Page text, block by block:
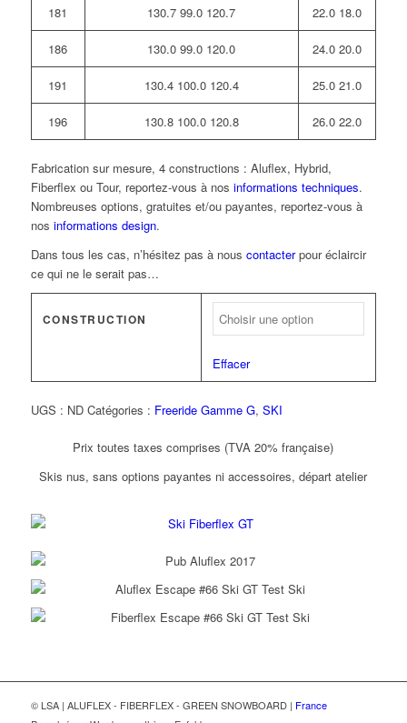
181 130.7 99.0 120.7 22.0 18.0
186 130.0 99.0 120.0 24.0 20.0
191 130.4 100.0 120.4 25.0 21.0
196 130.8 100.0 120.8 26.0 22.0
Fabrication sur mesure, 4 constructions : Aluflex, Hybrid,
Fiberflex ou Tour, reportez-vous à nos informations techniques.
Nombreuses options, gratuites et/ou payantes, reportez-vous à
nos informations design.
Dans tous les cas, n’hésitez pas à nous contacterpour éclaircir
ce qui ne le serait pas…
CONSTRUCTION
Effacer
UGS : ND Catégories : Freeride Gamme G, SKI
Prix toutes taxes comprises (TVA 20% française)
Skis nus, sans options payantes ni accessoires, départ atelier
© LSA | ALUFLEX - FIBERFLEX - GREEN SNOWBOARD | France